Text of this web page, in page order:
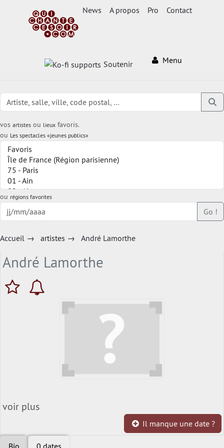
News A propos Pro Contact
Soutenir Menu
vos artistes ou lieux favoris.
ou Les spectacles «jeunes publics»
ou régions favorites
Go !
Accueil → artistes → André Lamorthe
André Lamorthe
voir plus
Il manque une date ?
Bio 0 dates